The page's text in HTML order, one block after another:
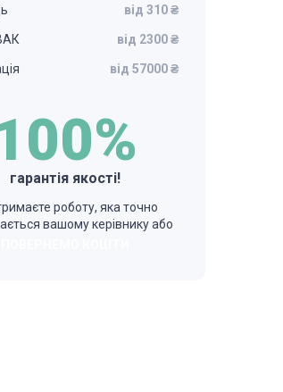
від 310 ₴
від 2300 ₴
від 57000 ₴
гарантія якості!
роботу, яка точно
вашому керівнику або